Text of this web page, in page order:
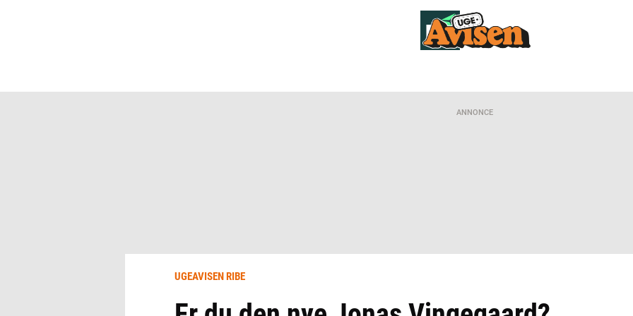
ANNONCE
UGEAVISEN RIBE